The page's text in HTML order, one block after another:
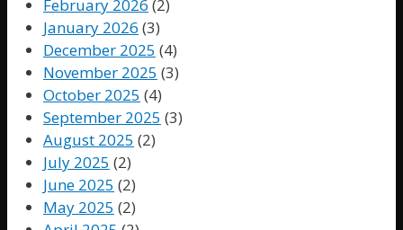
February 2026 (2)
January 2026 (3)
December 2025 (4)
November 2025 (3)
October 2025 (4)
September 2025 (3)
August 2025 (2)
July 2025 (2)
June 2025 (2)
May 2025 (2)